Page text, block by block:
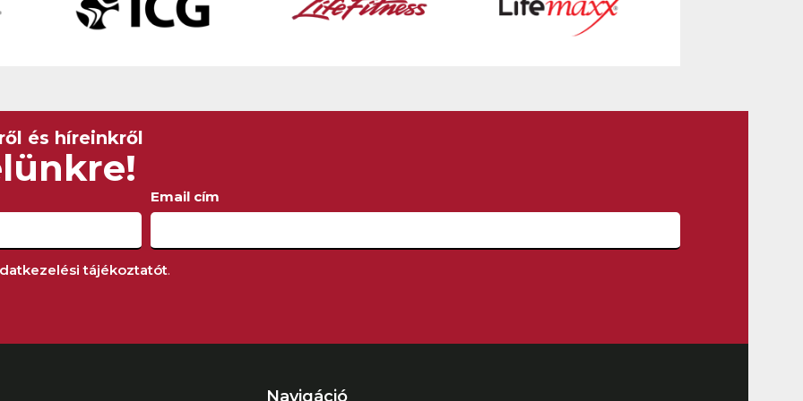
és híreinkről
Email cím
tájékoztatót.
Navigáció